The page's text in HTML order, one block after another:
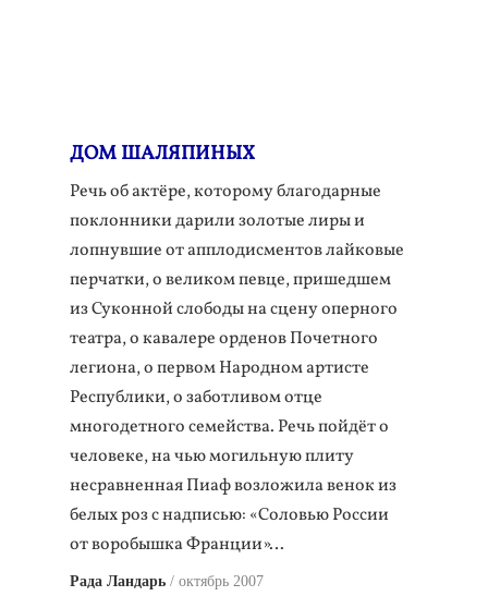
ДОМ ШАЛЯПИНЫХ
Речь об актёре, которому благодарные
поклонники дарили золотые лиры и
лопнувшие от апплодисментов лайковые
перчатки, о великом певце, пришедшем
из Суконной слободы на сцену оперного
театра, о кавалере орденов Почетного
легиона, о первом Народном артисте
Республики, о заботливом отце
многодетного семейства. Речь пойдёт о
человеке, на чью могильную плиту
несравненная Пиаф возложила венок из
белых роз с надписью: «Соловью России
от воробышка Франции»…
Рада Ландарь октябрь 2007